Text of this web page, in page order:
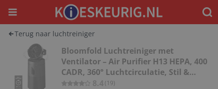
Menu
Terug naar luchtreiniger
Bloomfold Luchtreiniger met
Ventilator – Air Purifier H13 HEPA, 400
CADR, 360° Luchtcirculatie, Stil &
Krachtig8.4 (19)